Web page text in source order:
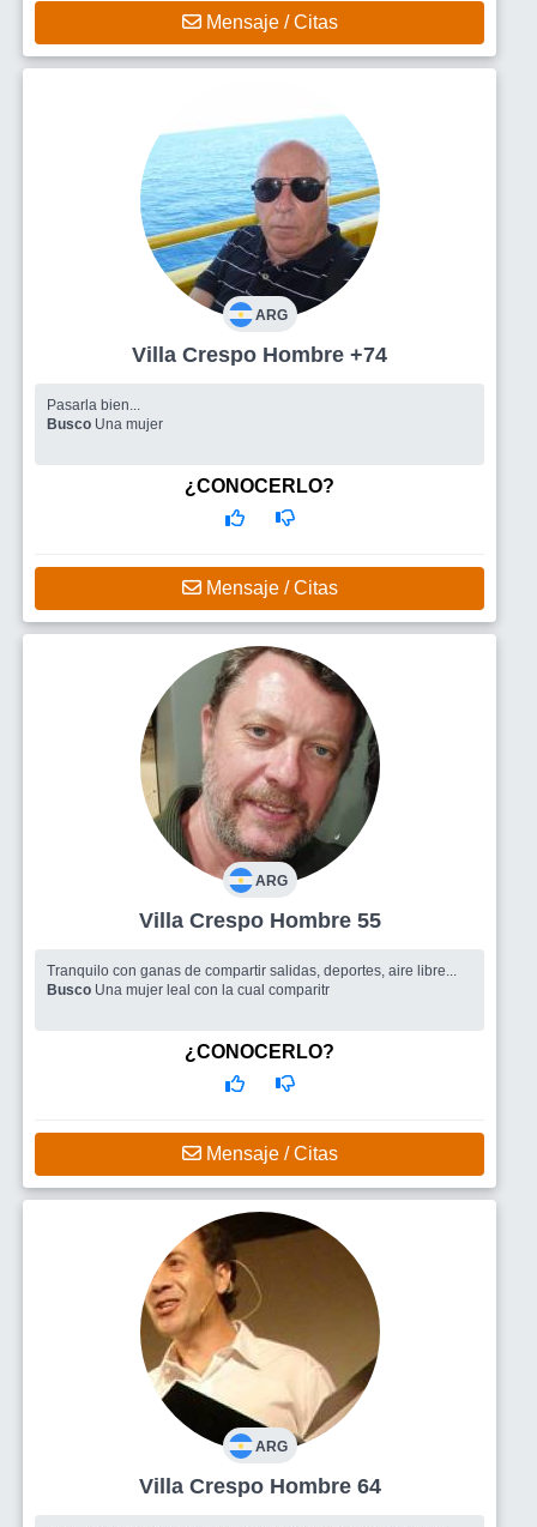
Mensaje / Citas
ARG
Villa Crespo Hombre +74
Pasarla bien...
Busco Una mujer
¿CONOCERLO?
Mensaje / Citas
ARG
Villa Crespo Hombre 55
Tranquilo con ganas de compartir salidas, deportes, aire libre...
Busco Una mujer leal con la cual comparitr
¿CONOCERLO?
Mensaje / Citas
ARG
Villa Crespo Hombre 64